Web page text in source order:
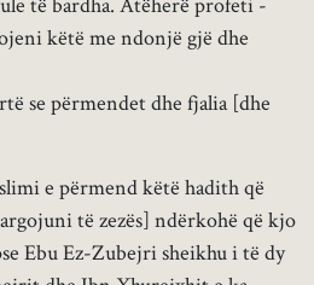
këtë me ndonjë gjë dhe
se përmendet dhe fjalia [dhe
e përmend këtë hadith që
të zezës] ndërkohë që kjo
Ebu Ez-Zubejri sheikhu i të dy